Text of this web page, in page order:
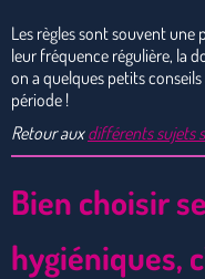
Les règles sont souvent une
leur fréquence régulière, la
on a quelques petits
période !
Retour auxdifférents sujets
Bien choisir
hygiéniques,